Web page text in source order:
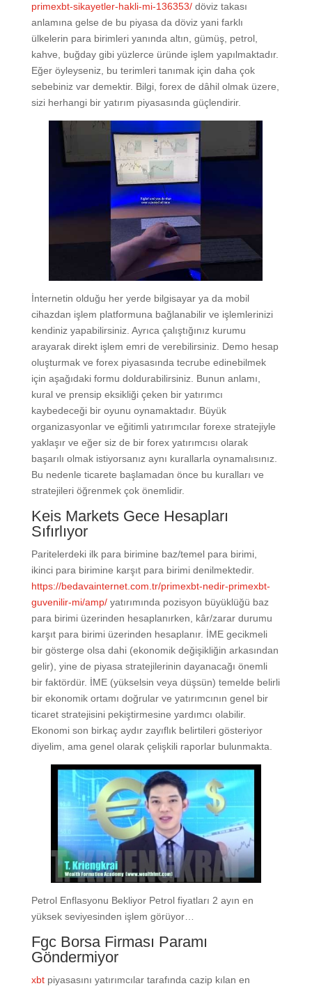
primexbt-sikayetler-hakli-mi-136353/döviz takası
anlamına gelse de bu piyasa da döviz yani farklı
ülkelerin para birimleri yanında altın, gümüş, petrol,
kahve, buğday gibi yüzlerce üründe işlem yapılmaktadır.
Eğer öyleyseniz, bu terimleri tanımak için daha çok
sebebiniz var demektir. Bilgi, forex de dâhil olmak üzere,
sizi herhangi bir yatırım piyasasında güçlendirir.
İnternetin olduğu her yerde bilgisayar ya da mobil
cihazdan işlem platformuna bağlanabilir ve işlemlerinizi
kendiniz yapabilirsiniz. Ayrıca çalıştığınız kurumu
arayarak direkt işlem emri de verebilirsiniz. Demo hesap
oluşturmak ve forex piyasasında tecrube edinebilmek
için aşağıdaki formu doldurabilirsiniz. Bunun anlamı,
kural ve prensip eksikliği çeken bir yatırımcı
kaybedeceği bir oyunu oynamaktadır. Büyük
organizasyonlar ve eğitimli yatırımcılar forexe stratejiyle
yaklaşır ve eğer siz de bir forex yatırımcısı olarak
başarılı olmak istiyorsanız aynı kurallarla oynamalısınız.
Bu nedenle ticarete başlamadan önce bu kuralları ve
stratejileri öğrenmek çok önemlidir.
Keis Markets Gece Hesapları
Sıfırlıyor
Paritelerdeki ilk para birimine baz/temel para birimi,
ikinci para birimine karşıt para birimi denilmektedir.
https://bedavainternet.com.tr/primexbt-nedir-primexbt-
guvenilir-mi/amp/yatırımında pozisyon büyüklüğü baz
para birimi üzerinden hesaplanırken, kâr/zarar durumu
karşıt para birimi üzerinden hesaplanır. İME gecikmeli
bir gösterge olsa dahi (ekonomik değişikliğin arkasından
gelir), yine de piyasa stratejilerinin dayanacağı önemli
bir faktördür. İME (yükselsin veya düşsün) temelde belirli
bir ekonomik ortamı doğrular ve yatırımcının genel bir
ticaret stratejisini pekiştirmesine yardımcı olabilir.
Ekonomi son birkaç aydır zayıflık belirtileri gösteriyor
diyelim, ama genel olarak çelişkili raporlar bulunmakta.
Petrol Enflasyonu Bekliyor Petrol fiyatları 2 ayın en
yüksek seviyesinden işlem görüyor…
Fgc Borsa Firması Paramı
Göndermiyor
xbtpiyasasını yatırımcılar tarafında cazip kılan en